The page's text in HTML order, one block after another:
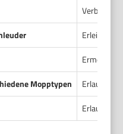
Ermöglicht
Mopptypen
Erlauben
Erlaubt